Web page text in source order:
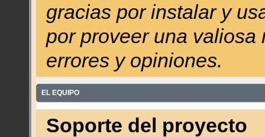
gracias por instalar y
por proveer una valiosa
errores y opiniones.
EL EQUIPO
Soporte del proyecto